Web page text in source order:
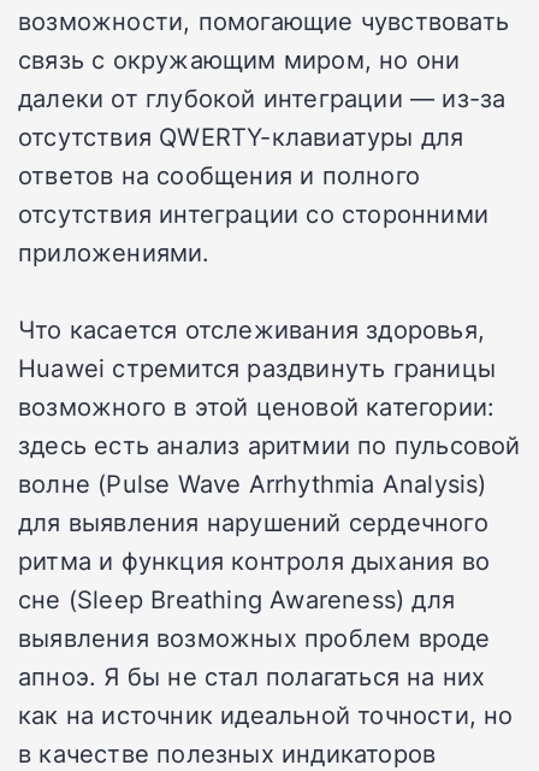
возможности, помогающие чувствовать
связь с окружающим миром, но они
далеки от глубокой интеграции — из-за
отсутствия QWERTY-клавиатуры для
ответов на сообщения и полного
отсутствия интеграции со сторонними
приложениями.
Что касается отслеживания здоровья,
Huawei стремится раздвинуть границы
возможного в этой ценовой категории:
здесь есть анализ аритмии по пульсовой
волне (Pulse Wave Arrhythmia Analysis)
для выявления нарушений сердечного
ритма и функция контроля дыхания во
сне (Sleep Breathing Awareness) для
выявления возможных проблем вроде
апноэ. Я бы не стал полагаться на них
как на источник идеальной точности, но
в качестве полезных индикаторов